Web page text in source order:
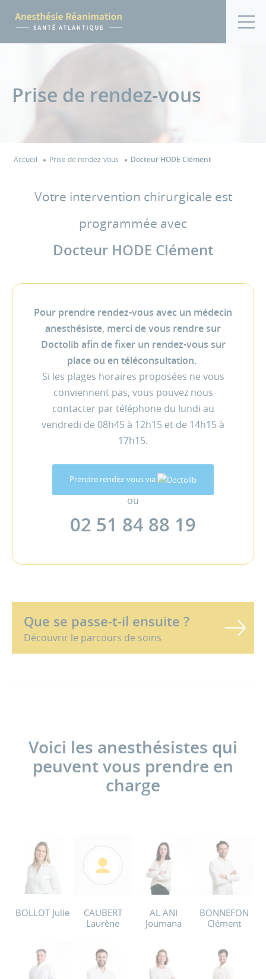
Prise de rendez-vous
Accueil Prise de rendez-vous Docteur HODE Clément
Votre intervention chirurgicale est
programmée avec
Docteur HODE Clément
Pour prendre rendez-vous avec un médecin
anesthésiste, merci de vous rendre sur
Doctolib afin de fixer un rendez-vous sur
place ou en téléconsultation.
Si les plages horaires proposées ne vous
conviennent pas, vous pouvez nous
contacter par téléphone du lundi au
vendredi de 08h45 à 12h15 et de 14h15 à
17h15.
Prendre rendez-vous via
ou
02 51 84 88 19
Que se passe-t-il ensuite ?
Découvrir le parcours de soins
Voici les anesthésistes qui
peuvent vous prendre en
charge
BOLLOT Julie
CAUBERT
Laurène
AL ANI
Joumana
BONNEFON
Clément